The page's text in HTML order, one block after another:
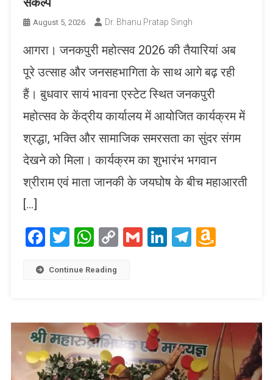
August 5, 2026 Dr. Bhanu Pratap Singh
आगरा। जनकपुरी महोत्सव 2026 की तैयारियां अब
पूरे उत्साह और जनसहभागिता के साथ आगे बढ़ रही
हैं। बुधवार सायं भावना एस्टेट स्थित जनकपुरी
महोत्सव के केंद्रीय कार्यालय में आयोजित कार्यक्रम में
श्रद्धा, भक्ति और सामाजिक समरसता का सुंदर संगम
देखने को मिला। कार्यक्रम का शुभारंभ भगवान
श्रीराम एवं माता जानकी के जयघोष के बीच महाआरती
[…]
Facebook
Twitter
WhatsApp
CopyGmailLinkedIn
Telegram
Continue Reading